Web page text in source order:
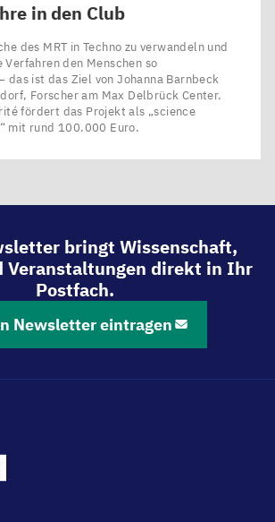
in den Club
des MRT in Techno zu verwandeln und
den Menschen so
das ist das Ziel von Johanna Barnbeck
Forscher am Max Delbrück Center.
fördert das Projekt als ​„science
mit rund 100.000 Euro.
bringt Wissenschaft,
Veranstaltungen direkt in Ihr
Postfach.
Newsletter eintragen